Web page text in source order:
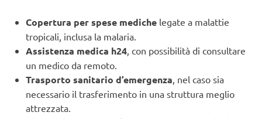
Copertura per spese mediche legate a malattie
tropicali, inclusa la malaria.
Assistenza medica h24 , con possibilità di consultare
un medico da remoto.
Trasporto sanitario d’emergenza , nel caso sia
necessario il trasferimento in una struttura meglio
attrezzata.